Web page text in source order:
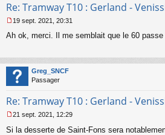
Re: Tramway T10 : Gerland -
e
a
g
e
o
l
u
19 sept. 2021, 20:31
Ah ok, merci. Il me semblait que le 60 passe
Greg_SNCF
Passager
Re: Tramway T10 : Gerland -
21 sept. 2021, 12:29
Si la desserte de Saint-Fons sera